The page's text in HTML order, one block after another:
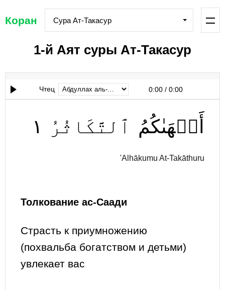
Коран Сура Ат-Такасур
1-й Аят суры Ат-Такасур
Чтец 0:00 / 0:00
أَلۡهَىٰكُمُ ٱلتَّكَاثُرُ ١
'Alhākumu At-Takāthuru
Толкование ас-Саади
Страсть к приумножению
(похвальба богатством и детьми)
увлекает вас